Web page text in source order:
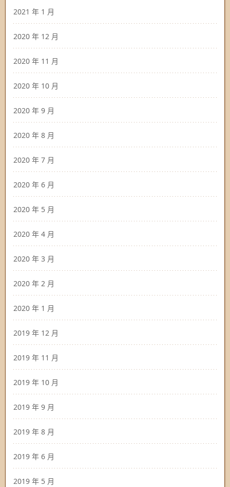
2021 年 1 月
2020 年 12 月
2020 年 11 月
2020 年 10 月
2020 年 9 月
2020 年 8 月
2020 年 7 月
2020 年 6 月
2020 年 5 月
2020 年 4 月
2020 年 3 月
2020 年 2 月
2020 年 1 月
2019 年 12 月
2019 年 11 月
2019 年 10 月
2019 年 9 月
2019 年 8 月
2019 年 6 月
2019 年 5 月